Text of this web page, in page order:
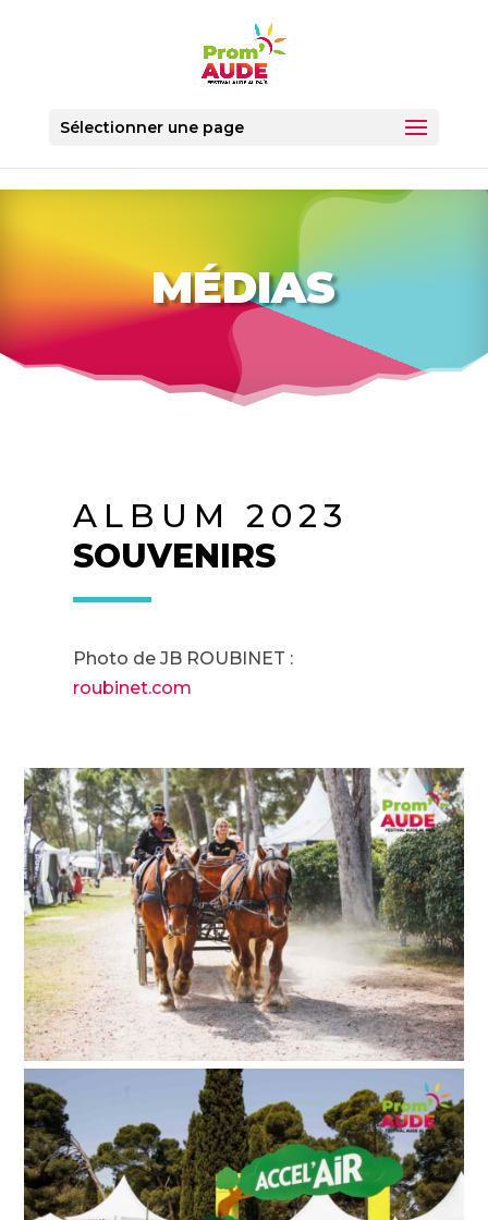
Sélectionner une page
MÉDIAS
ALBUM 2023
SOUVENIRS
Photo de JB ROUBINET :
roubinet.com